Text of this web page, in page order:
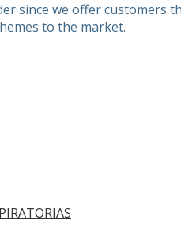
since we offer customers
to the market.